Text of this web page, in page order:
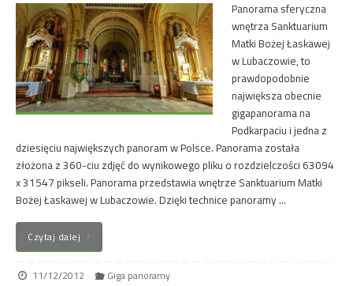
Panorama sferyczna
wnętrza Sanktuarium
Matki Bożej Łaskawej
w Lubaczowie, to
prawdopodobnie
największa obecnie
gigapanorama na
Podkarpaciu i jedna z
dziesięciu największych panoram w Polsce. Panorama została
złożona z 360-ciu zdjęć do wynikowego pliku o rozdzielczości 63094
x 31547 pikseli. Panorama przedstawia wnętrze Sanktuarium Matki
Bożej Łaskawej w Lubaczowie. Dzięki technice panoramy …
Czytaj dalej
11/12/2012 Giga panoramy